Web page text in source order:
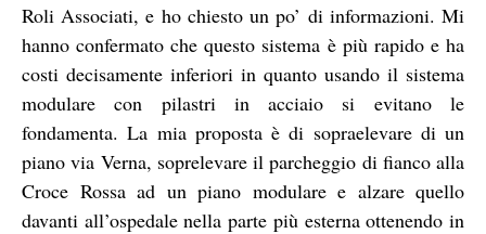
Roli Associati, e ho chiesto un po’ di informazioni. Mi
hanno confermato che questo sistema è più rapido e ha
costi decisamente inferiori in quanto usando il sistema
modulare con pilastri in acciaio si evitano le
fondamenta. La mia proposta è di sopraelevare di un
piano via Verna, soprelevare il parcheggio di fianco alla
Croce Rossa ad un piano modulare e alzare quello
davanti all’ospedale nella parte più esterna ottenendo in